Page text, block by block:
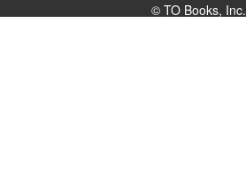
© TO Books, Inc.